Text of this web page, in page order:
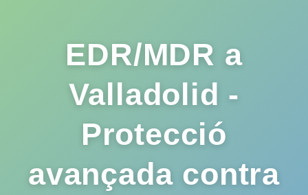
EDR/MDR a
Valladolid -
Protecció
avançada contra